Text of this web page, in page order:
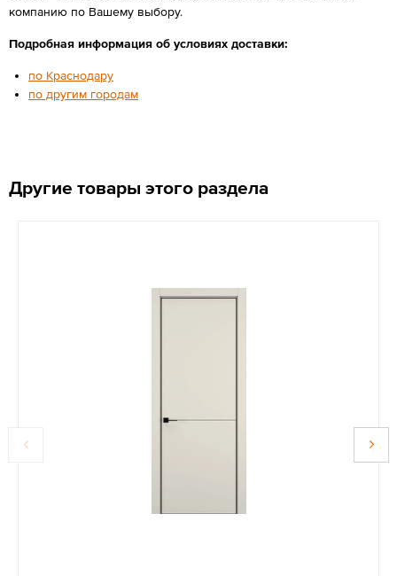
компанию по Вашему выбору.
Подробная информация об условиях доставки:
по Краснодару
по другим городам
Другие товары этого раздела